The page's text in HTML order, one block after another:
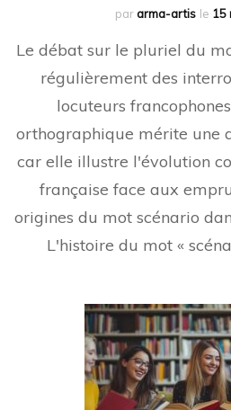
pararma-artis le 15
Le débat sur le pluriel du
régulièrement des
locuteurs
orthographique mérite une
car elle illustre l'évolution
française face aux
origines du mot scénario
L'histoire du mot «